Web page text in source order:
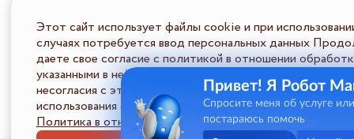
Этот сайт использует файлы cookie и при
случаях потребуется ввод персональных данных
даете свое согласие с политикой в отношении
указанными в ней условиями обработки персональной
несогласия с этими условиями Пользователь должен
использования сайта.
Политика в отношении обработки ПД
Привет! Я Робот
Спросите меня об услуге
постараюсь помочь